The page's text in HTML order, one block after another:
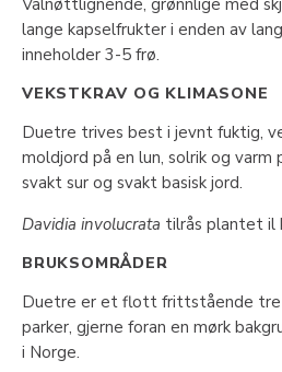
lange kapselfrukter i enden av
inneholder 3-5 frø.
VEKSTKRAV OG KLIMASONE
Duetre trives best i jevnt fuktig,
moldjord på en lun, solrik og
svakt sur og svakt basisk jord.
Davidia involucrata tilrås plantet il
BRUKSOMRÅDER
Duetre er et flott frittstående tre
parker, gjerne foran en mørk
i Norge.